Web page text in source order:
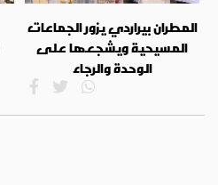
المطران بيراردي يزور الجماعات
المسيحية ويشجعها على
الوحدة والرجاء